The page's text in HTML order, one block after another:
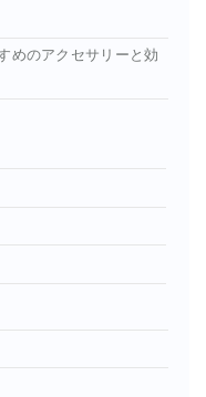
めのアクセサリーと効